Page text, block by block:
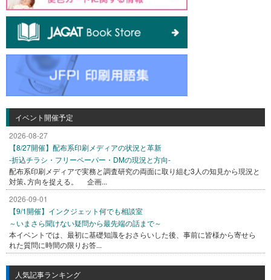
イベント開催予定
2026-08-27
【8/27開催】配布系印刷メディアの状況と革新
-折込チラシ・フリーペーパー・DMの現況と方向-
配布系印刷メディアで実務と調査研究の両面に取り組む3人の知見から現況と
対策､方向を捉える。 企画...
2026-09-01
【9/1開催】インクジェット何でも相談室
～いまさら聞けない疑問から最先端の話まで～
本イベントでは、最初に基礎知識をおさらいした後、事前に皆様から寄せら
れた質問に時間の限りお答...
人気記事ランキング